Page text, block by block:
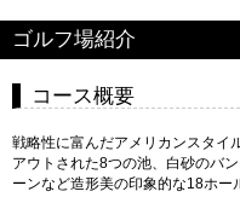
ゴルフ場紹介
コース概要
戦略性に富んだアメリカンスタイ
アウトされた8つの池、白砂のバ
ーンなど造形美の印象的な18ホー